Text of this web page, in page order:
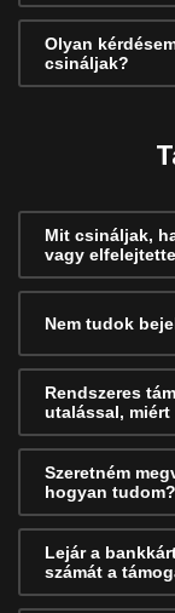
Olyan
csináljak?
Mit csináljak,
vagy
Nem tudok
Rendszeres
utalással,
Szeretném
hogyan tudom?
Lejár a
számát a